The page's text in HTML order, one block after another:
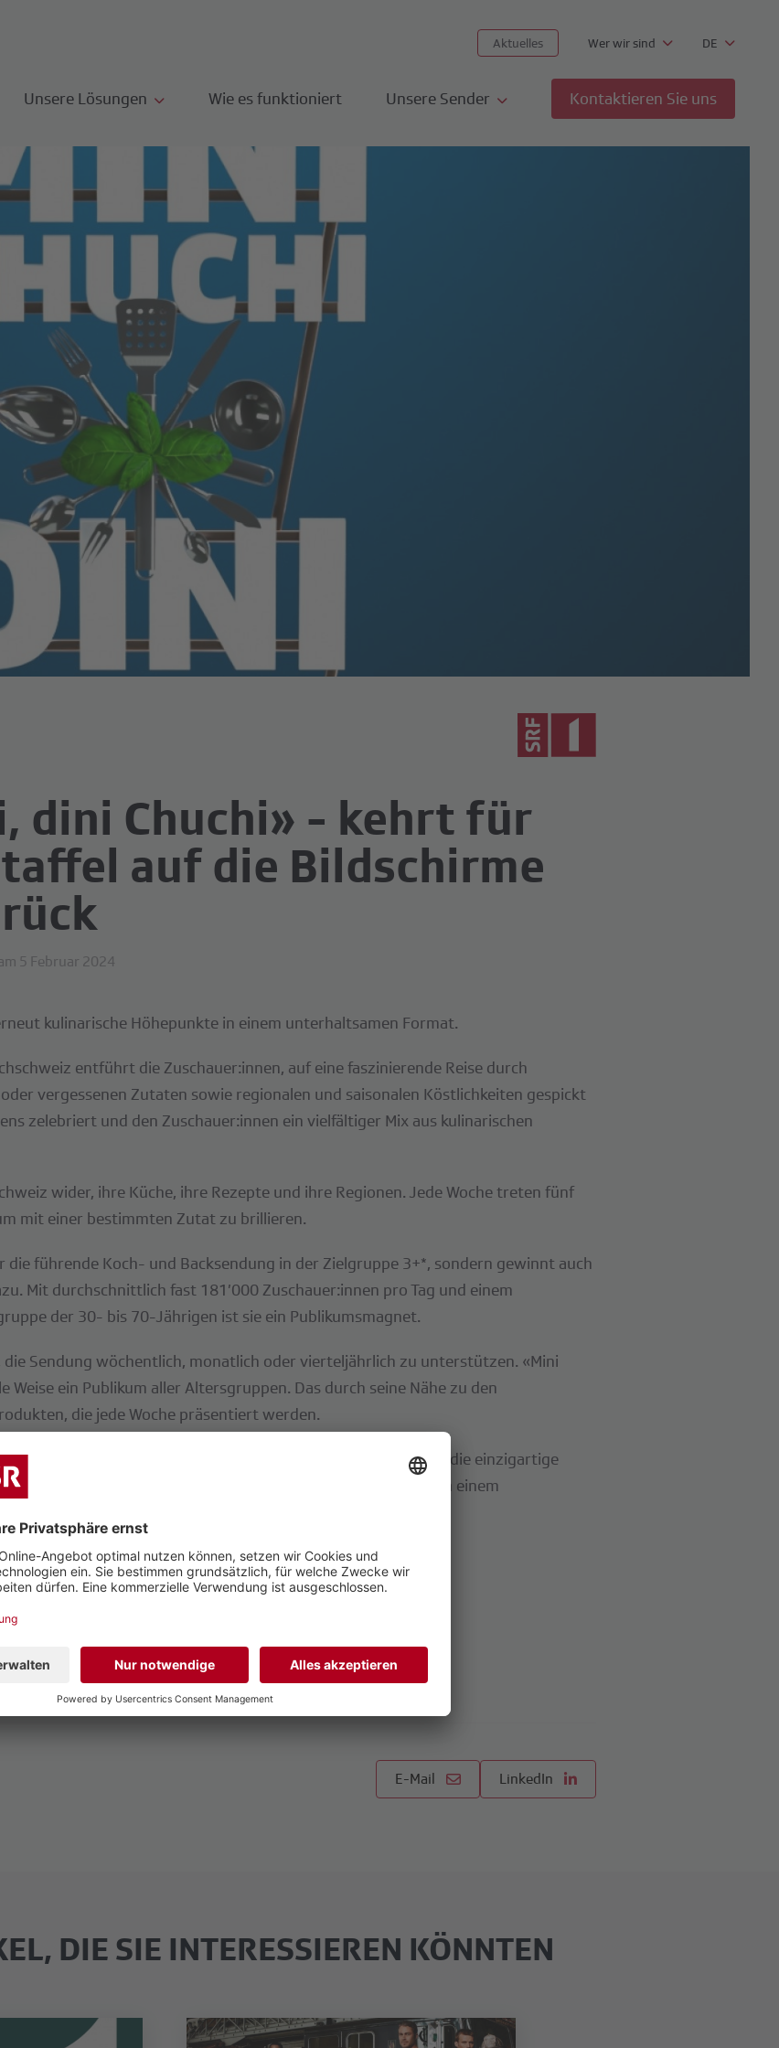
Aktuelles Wer wir sind DE
Unsere Lösungen Wie es funktioniert Unsere Sender Kontaktieren Sie uns
dini Chuchi» - kehrt für
auf die Bildschirme
5 Februar 2024
kulinarische Höhepunkte in einem unterhaltsamen Format.
entführt die Zuschauer:innen, auf eine faszinierende Reise durch
vergessenen Zutaten sowie regionalen und saisonalen Köstlichkeiten gespickt
zelebriert und den Zuschauer:innen ein vielfältiger Mix aus kulinarischen
wider, ihre Küche, ihre Rezepte und ihre Regionen. Jede Woche treten fünf
mit einer bestimmten Zutat zu brillieren.
die führende Koch- und Backsendung in der Zielgruppe 3+*, sondern gewinnt auch
Mit durchschnittlich fast 181’000 Zuschauer:innen pro Tag und einem
der 30- bis 70-Jährigen ist sie ein Publikumsmagnet.
die Sendung wöchentlich, monatlich oder vierteljährlich zu unterstützen. «Mini
Weise ein Publikum aller Altersgruppen. Das durch seine Nähe zu den
die jede Woche präsentiert werden.
wie Qualität, Nähe und Authentizität. Als Sponsor haben Sie die einzigartige
Kochsendungen der Schweiz zu präsentieren und von einem
1
D-CH, 3+, «Kochen und Backen» 2023, Overnight 7
1. bis 31.12.2023
E-Mail LinkedIn
DIE SIE INTERESSIEREN KÖNNTEN